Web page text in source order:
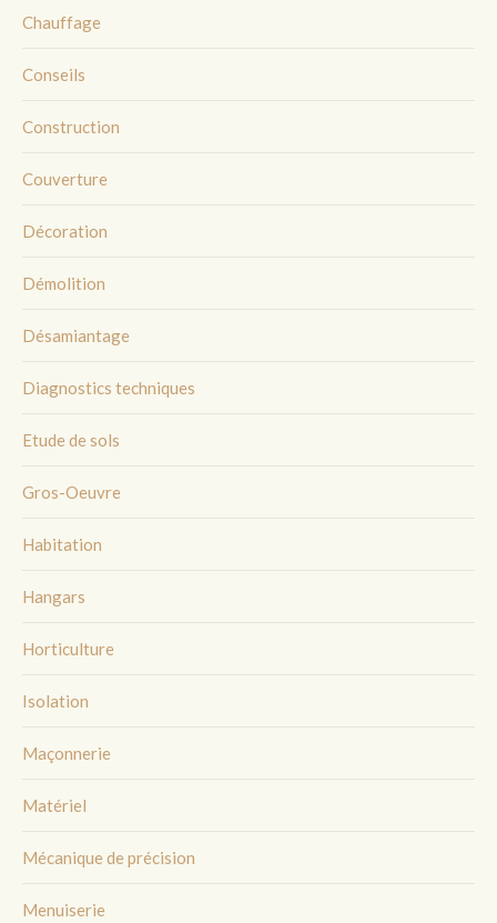
Chauffage
Conseils
Construction
Couverture
Décoration
Démolition
Désamiantage
Diagnostics techniques
Etude de sols
Gros-Oeuvre
Habitation
Hangars
Horticulture
Isolation
Maçonnerie
Matériel
Mécanique de précision
Menuiserie